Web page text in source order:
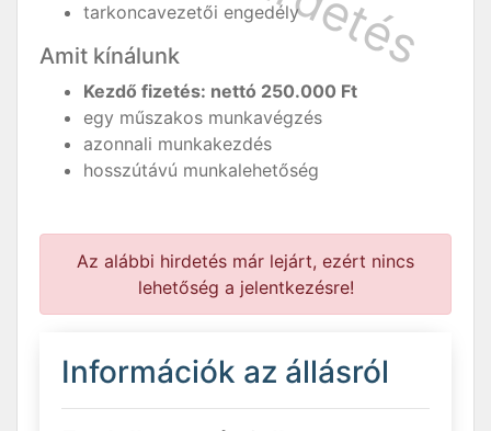
tarkoncavezetői engedély
Amit kínálunk
Kezdő fizetés: nettó 250.000 Ft
egy műszakos munkavégzés
azonnali munkakezdés
hosszútávú munkalehetőség
Az alábbi hirdetés már lejárt, ezért nincs
lehetőség a jelentkezésre!
Információk az állásról